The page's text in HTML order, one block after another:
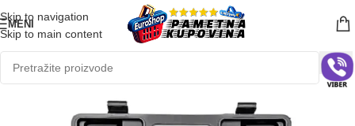
Skip to navigation
Skip to main content
MENI